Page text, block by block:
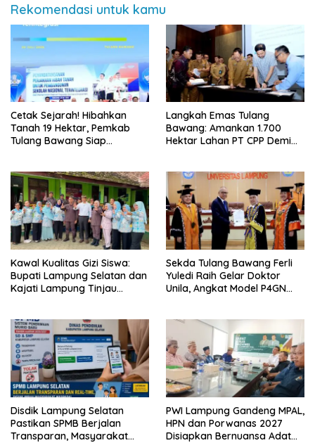
Rekomendasi untuk kamu
Cetak Sejarah! Hibahkan
Tanah 19 Hektar, Pemkab
Tulang Bawang Siap
Lampung
Langkah Emas Tulang
Bawang: Amankan 1.700
Hektar Lahan PT CPP Demi
Kawal Kualitas Gizi Siswa:
Bupati Lampung Selatan dan
Kajati Lampung Tinjau
Sekda Tulang Bawang Ferli
Yuledi Raih Gelar Doktor
Unila, Angkat Model P4GN
Disdik Lampung Selatan
Pastikan SPMB Berjalan
Transparan, Masyarakat
PWI Lampung Gandeng MPAL,
HPN dan Porwanas 2027
Disiapkan Bernuansa Adat